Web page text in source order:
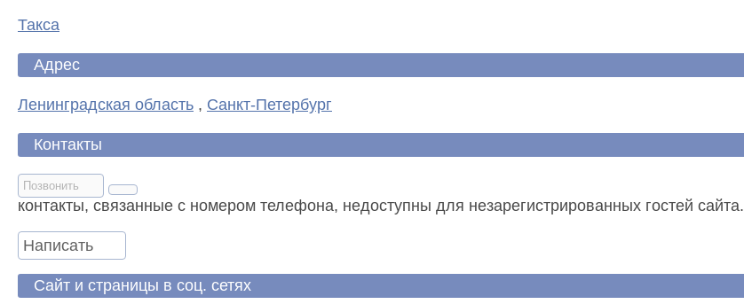
Такса
Адрес
Ленинградская область , Санкт-Петербург
Контакты
Позвонить
контакты, связанные с номером телефона, недоступны для незарегистрированных гостей сайта.
Написать
Сайт и страницы в соц. сетях